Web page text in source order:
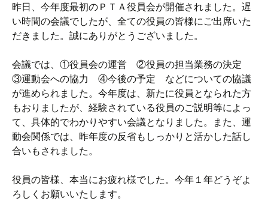
昨日、今年度最初のＰＴＡ役員会が開催されました。遅
い時間の会議でしたが、全ての役員の皆様にご出席いた
だきました。誠にありがとうございました。
会議では、①役員会の運営 ②役員の担当業務の決定
③運動会への協力 ④今後の予定 などについての協議
が進められました。今年度は、新たに役員となられた方
もおりましたが、経験されている役員のご説明等によっ
て、具体的でわかりやすい会議となりました。また、運
動会関係では、昨年度の反省もしっかりと活かした話し
合いもされました。
役員の皆様、本当にお疲れ様でした。今年１年どうぞよ
ろしくお願いいたします。